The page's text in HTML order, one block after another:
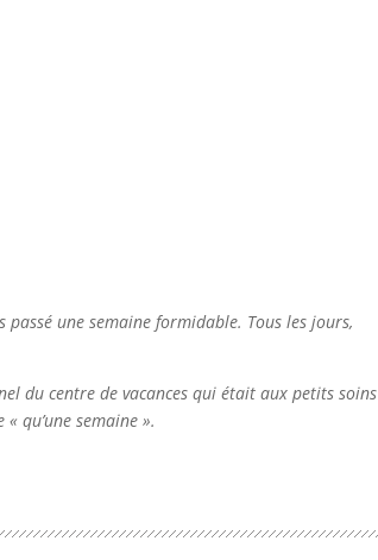
une semaine formidable. Tous les jours,
du centre de vacances qui était aux petits soins
qu’une semaine ».